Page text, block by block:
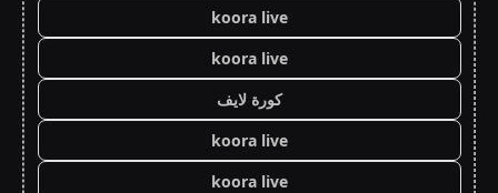
koora live
koora live
كورة لايف
koora live
koora live